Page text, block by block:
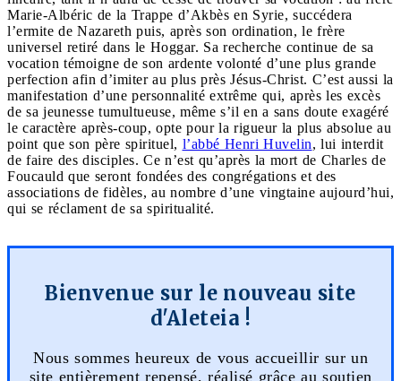
Marie-Albéric de la Trappe d’Akbès en Syrie, succédera
l’ermite de Nazareth puis, après son ordination, le frère
universel retiré dans le Hoggar. Sa recherche continue de sa
vocation témoigne de son ardente volonté d’une plus grande
perfection afin d’imiter au plus près Jésus-Christ. C’est aussi la
manifestation d’une personnalité extrême qui, après les excès
de sa jeunesse tumultueuse, même s’il en a sans doute exagéré
le caractère après-coup, opte pour la rigueur la plus absolue au
point que son père spirituel, l’abbé Henri Huvelin, lui interdit
de faire des disciples. Ce n’est qu’après la mort de Charles de
Foucauld que seront fondées des congrégations et des
associations de fidèles, au nombre d’une vingtaine aujourd’hui,
qui se réclament de sa spiritualité.
Bienvenue sur le nouveau site
d'Aleteia !
Nous sommes heureux de vous accueillir sur un
site entièrement repensé, réalisé grâce au soutien